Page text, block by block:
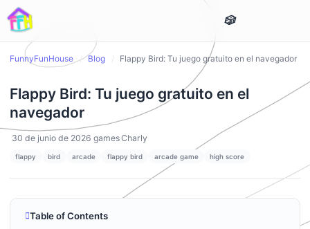
FunnyFunHouse / Blog Flappy Bird: Tu juego gratuito en el navegador
Flappy Bird: Tu juego gratuito en el
navegador
30 de junio de 2026 gamesCharly
flappy bird arcade flappy bird arcade game high score
Table of Contents